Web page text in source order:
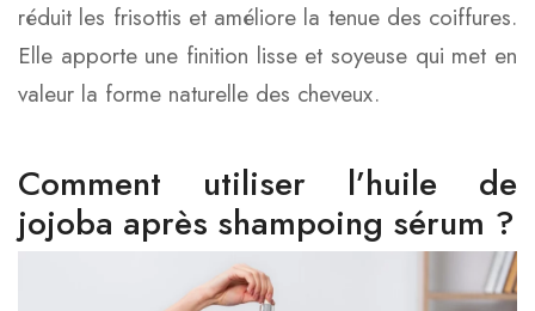
réduit les frisottis et améliore la tenue des coiffures.
Elle apporte une finition lisse et soyeuse qui met en
valeur la forme naturelle des cheveux.
Comment utiliser l’huile de
jojoba après shampoing sérum ?